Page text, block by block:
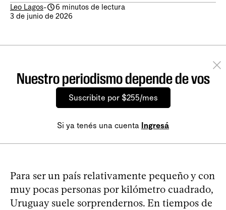
Leo Lagos-
6 minutos de lectura
3 de junio de 2026
Nuestro periodismo depende de vos
Suscribite por $255/mes
Si ya tenés una cuenta Ingresá
Para ser un país relativamente pequeño y con
muy pocas personas por kilómetro cuadrado,
Uruguay suele sorprendernos. En tiempos de